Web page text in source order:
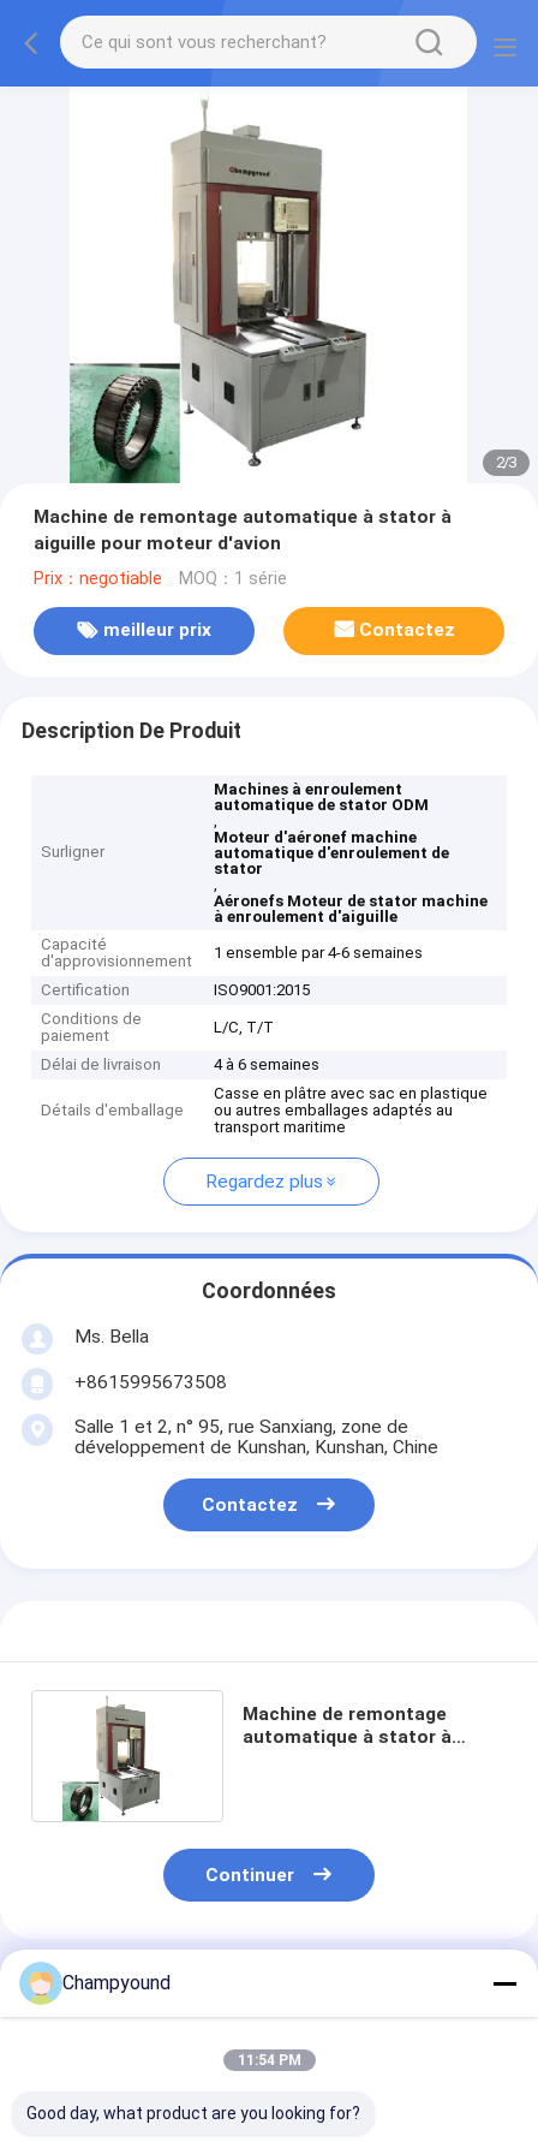
2/3
Machine de remontage automatique à stator à
aiguille pour moteur d'avion
Prix：negotiable MOQ：1 série
meilleur prix Contactez
Description De Produit
Surligner
Machines à enroulement
automatique de stator ODM
,
Moteur d'aéronef machine
automatique d'enroulement de
stator
,
Aéronefs Moteur de stator machine
à enroulement d'aiguille
Capacité
d'approvisionnement
1 ensemble par 4-6 semaines
Certification
ISO9001:2015
Conditions de
paiement
L/C, T/T
Délai de livraison 4 à 6 semaines
Détails d'emballage
Casse en plâtre avec sac en plastique
ou autres emballages adaptés au
transport maritime
Regardez plus
Coordonnées
Ms. Bella
+8615995673508
Salle 1 et 2, n° 95, rue Sanxiang, zone de
développement de Kunshan, Kunshan, Chine
Contactez
Machine de remontage
automatique à stator à
Continuer
Produits Recommandés
Champyound
11:54 PM
Good day, what product are you looking for?